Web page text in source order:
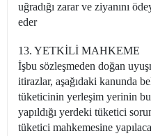
uğradığı zarar ve ziyanını
eder
13. YETKİLİ MAHKEME
İşbu sözleşmeden doğan
itirazlar, aşağıdaki kanunda
tüketicinin yerleşim yerinin
yapıldığı yerdeki tüketici
tüketici mahkemesine